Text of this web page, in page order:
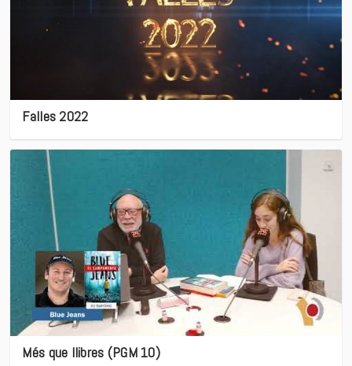
Falles 2022
Més que llibres (PGM 10)